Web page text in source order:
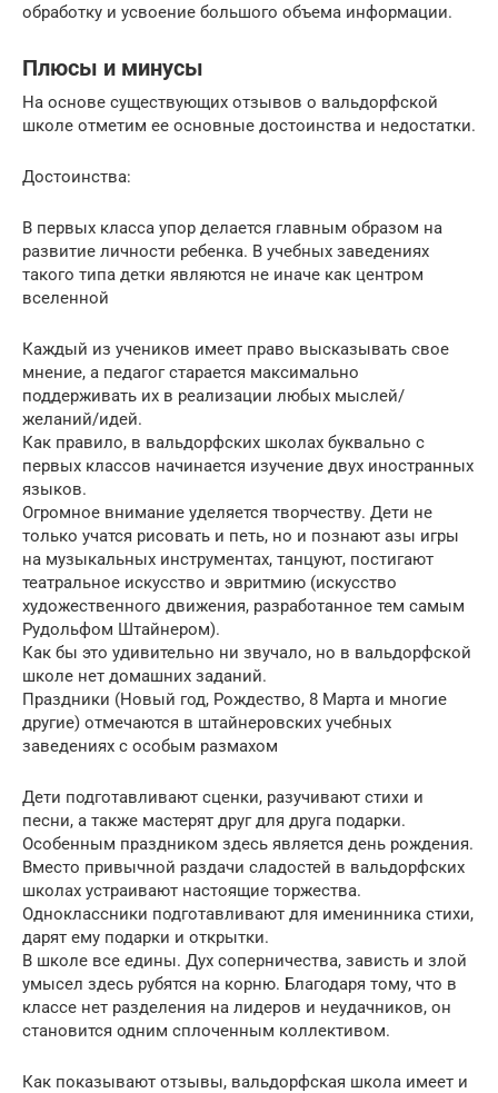
обработку и усвоение большого объема информации.
Плюсы и минусы
На основе существующих отзывов о вальдорфской
школе отметим ее основные достоинства и недостатки.
Достоинства:
В первых класса упор делается главным образом на
развитие личности ребенка. В учебных заведениях
такого типа детки являются не иначе как центром
вселенной
Каждый из учеников имеет право высказывать свое
мнение, а педагог старается максимально
поддерживать их в реализации любых мыслей/
желаний/идей.
Как правило, в вальдорфских школах буквально с
первых классов начинается изучение двух иностранных
языков.
Огромное внимание уделяется творчеству. Дети не
только учатся рисовать и петь, но и познают азы игры
на музыкальных инструментах, танцуют, постигают
театральное искусство и эвритмию (искусство
художественного движения, разработанное тем самым
Рудольфом Штайнером).
Как бы это удивительно ни звучало, но в вальдорфской
школе нет домашних заданий.
Праздники (Новый год, Рождество, 8 Марта и многие
другие) отмечаются в штайнеровских учебных
заведениях с особым размахом
Дети подготавливают сценки, разучивают стихи и
песни, а также мастерят друг для друга подарки.
Особенным праздником здесь является день рождения.
Вместо привычной раздачи сладостей в вальдорфских
школах устраивают настоящие торжества.
Одноклассники подготавливают для именинника стихи,
дарят ему подарки и открытки.
В школе все едины. Дух соперничества, зависть и злой
умысел здесь рубятся на корню. Благодаря тому, что в
классе нет разделения на лидеров и неудачников, он
становится одним сплоченным коллективом.
Как показывают отзывы, вальдорфская школа имеет и